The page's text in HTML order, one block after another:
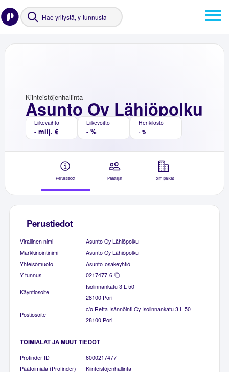
Asunto Oy Lähiöpolku
Kiinteistöjenhallinta
Liikevaihto
- milj. €
Liikevoitto
- %
Henkilöstö
- %
Perustiedot Päättäjät Toimipaikat
Perustiedot
Virallinen nimi
Asunto Oy Lähiöpolku
Markkinointinimi
Asunto Oy Lähiöpolku
Yhteisömuoto
Asunto-osakeyhtiö
Y-tunnus
0217477-6
Käyntiosoite
Isolinnankatu 3 L 50
28100 Pori
Postiosoite
c/o Retta Isännöinti Oy Isolinnankatu 3 L 50
28100 Pori
TOIMIALAT JA MUUT TIEDOT
Profinder ID
6000217477
Päätoimiala (Profinder)
Kiinteistöjenhallinta